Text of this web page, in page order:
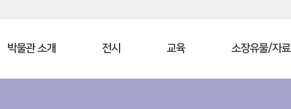
박물관 소개 전시 교육 소장유물/자료